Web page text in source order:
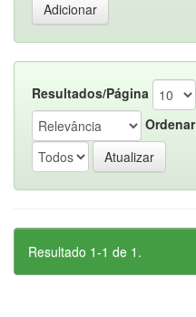
Resultados/Página
Ordenar
Resultado 1-1 de 1.